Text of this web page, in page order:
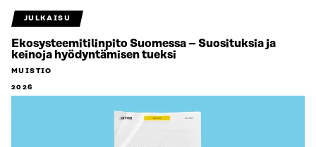
JULKAISU
Ekosysteemitilinpito Suomessa – Suosituksia ja
keinoja hyödyntämisen tueksi
MUISTIO
2026